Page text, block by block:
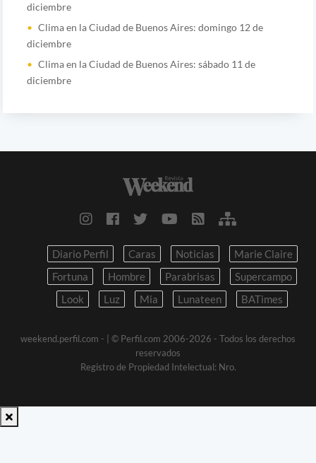
diciembre
Clima en la Ciudad de Buenos Aires: domingo 12 de
diciembre
Clima en la Ciudad de Buenos Aires: sábado 11 de
diciembre
Diario Perfil Caras Noticias
Marie Claire
Fortuna
Hombre Parabrisas
Supercampo
Look
Luz Mia Lunateen BATimes
weekend.perfil.com - | © Perfil.com 2006-2026 - Todos los derechos
reservados
Registro de Propiedad Intelectual: Nro.